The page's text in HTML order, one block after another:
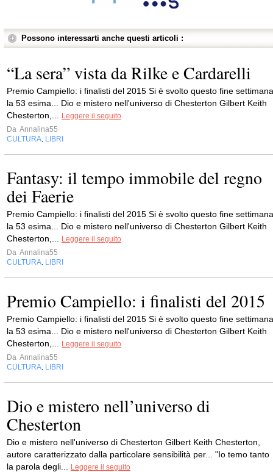
Possono interessarti anche questi articoli :
“La sera” vista da Rilke e Cardarelli
Premio Campiello: i finalisti del 2015 Si è svolto questo fine settimana
la 53 esima... Dio e mistero nell'universo di Chesterton Gilbert Keith
Chesterton,...
Leggere il seguito
Da Annalina55
CULTURA LIBRI
Fantasy: il tempo immobile del regno
dei Faerie
Premio Campiello: i finalisti del 2015 Si è svolto questo fine settimana
la 53 esima... Dio e mistero nell'universo di Chesterton Gilbert Keith
Chesterton,...
Leggere il seguito
Da Annalina55
CULTURA LIBRI
Premio Campiello: i finalisti del 2015
Premio Campiello: i finalisti del 2015 Si è svolto questo fine settimana
la 53 esima... Dio e mistero nell'universo di Chesterton Gilbert Keith
Chesterton,...
Leggere il seguito
Da Annalina55
CULTURA LIBRI
Dio e mistero nell’universo di
Chesterton
Dio e mistero nell'universo di Chesterton Gilbert Keith Chesterton,
autore caratterizzato dalla particolare sensibilità per... "Io temo tanto
la parola degli...
Leggere il seguito